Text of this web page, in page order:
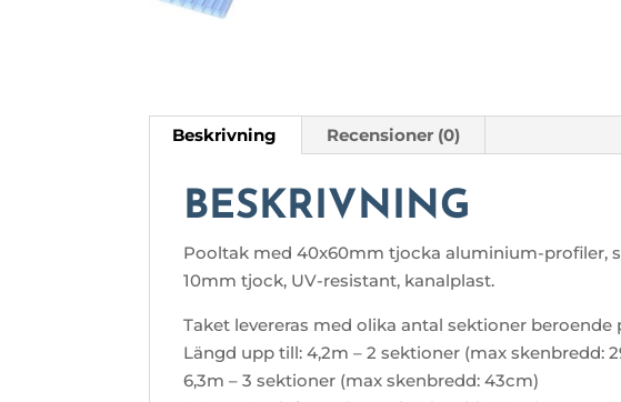
Beskrivning Recensioner (0)
BESKRIVNING
Pooltak med 40x60mm tjocka aluminium-profiler,
10mm tjock, UV-resistant, kanalplast.
Taket levereras med olika antal sektioner beroende
Längd upp till: 4,2m – 2 sektioner (max skenbredd:
6,3m – 3 sektioner (max skenbredd: 43cm)